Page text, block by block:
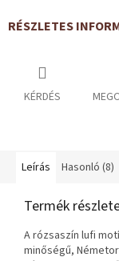
RÉSZLETES
KÉRDÉS
Leírás Hasonló (8)
Termék
A rózsaszín lufi
minőségű,